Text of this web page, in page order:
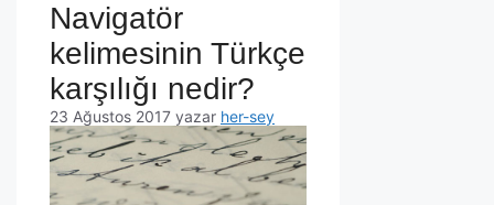
Navigatör
kelimesinin Türkçe
karşılığı nedir?
23 Ağustos 2017 yazar her-sey